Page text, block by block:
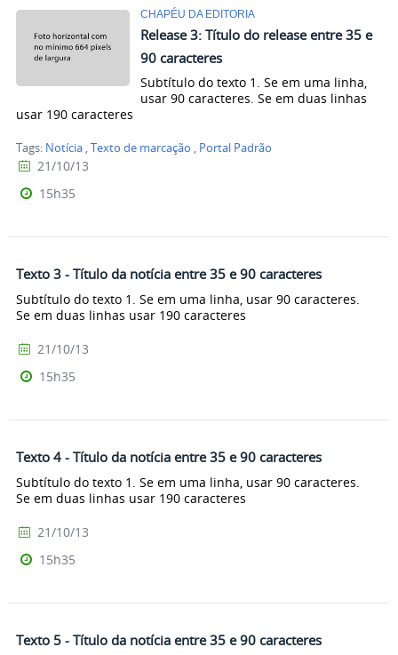
CHAPÉU DA EDITORIA
Release 3: Título do release entre 35 e
90 caracteres
Subtítulo do texto 1. Se em uma linha,
usar 90 caracteres. Se em duas linhas
usar 190 caracteres
Tags: Notícia ,Texto de marcação , Portal Padrão
21/10/13
15h35
Texto 3 - Título da notícia entre 35 e 90 caracteres
Subtítulo do texto 1. Se em uma linha, usar 90 caracteres.
Se em duas linhas usar 190 caracteres
21/10/13
15h35
Texto 4 - Título da notícia entre 35 e 90 caracteres
Subtítulo do texto 1. Se em uma linha, usar 90 caracteres.
Se em duas linhas usar 190 caracteres
21/10/13
15h35
Texto 5 - Título da notícia entre 35 e 90 caracteres